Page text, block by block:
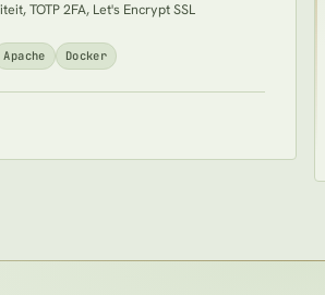
TOTP 2FA, Let's Encrypt SSL
Apache Docker